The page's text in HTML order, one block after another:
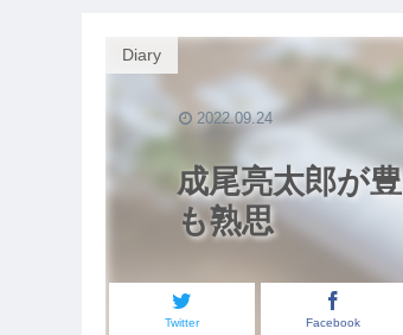
成尾亮太郎が
も熟思
Diary
Twitter Facebook
2022.09.24